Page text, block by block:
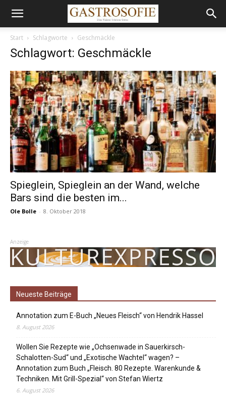
Start Schlagworte Geschmäckle
Schlagwort: Geschmäckle
Spieglein, Spieglein an der Wand, welche
Bars sind die besten im...
Ole Bolle - 8. Oktober 2018
Anzeige
Neueste Beiträge
Annotation zum E-Buch „Neues Fleisch“ von Hendrik Hassel
8. August 2026
Wollen Sie Rezepte wie „Ochsenwade in Sauerkirsch-
Schalotten-Sud“ und „Exotische Wachtel“ wagen? –
Annotation zum Buch „Fleisch. 80 Rezepte. Warenkunde &
Techniken. Mit Grill-Spezial“ von Stefan Wiertz
6. August 2026